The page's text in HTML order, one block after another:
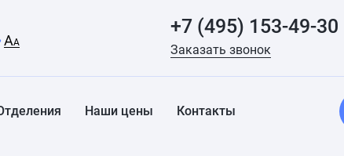
AA
+7 (495) 153-49-30
Заказать звонок
Наши цены Контакты